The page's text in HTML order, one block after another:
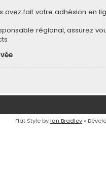
avez fait votre adhésion en
régional, assurez
Flat Style by Ian Bradley •